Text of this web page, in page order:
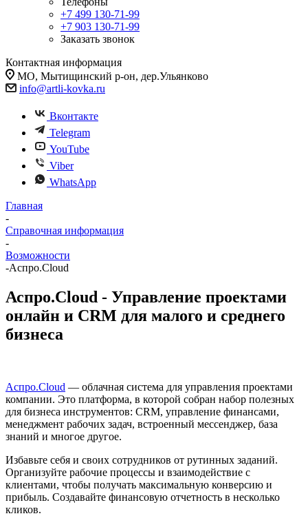
+7 499 130-71-99
+7 903 130-71-99
Заказать звонок
Контактная информация
МО, Мытищинский р-он, дер.Ульянково
info@artli-kovka.ru
Вконтакте
Telegram
YouTube
Viber
WhatsApp
Главная
-
Справочная информация
-
Возможности
-Аспро.Cloud
Аспро.Cloud - Управление проектами
онлайн и CRM для малого и среднего
бизнеса
Аспро.Cloud — облачная система для управления проектами
компании. Это платформа, в которой собран набор полезных
для бизнеса инструментов: CRM, управление финансами,
менеджмент рабочих задач, встроенный мессенджер, база
знаний и многое другое.
Избавьте себя и своих сотрудников от рутинных заданий.
Организуйте рабочие процессы и взаимодействие с
клиентами, чтобы получать максимальную конверсию и
прибыль. Создавайте финансовую отчетность в несколько
кликов.